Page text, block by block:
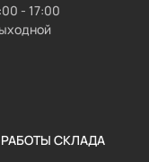
- 17:00
СКЛАДА